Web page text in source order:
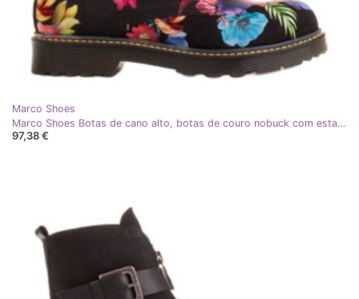
Marco Shoes
Marco Shoes Botas de cano alto, botas de couro nobuck com estampa floral preto multicolorido
97,38 €